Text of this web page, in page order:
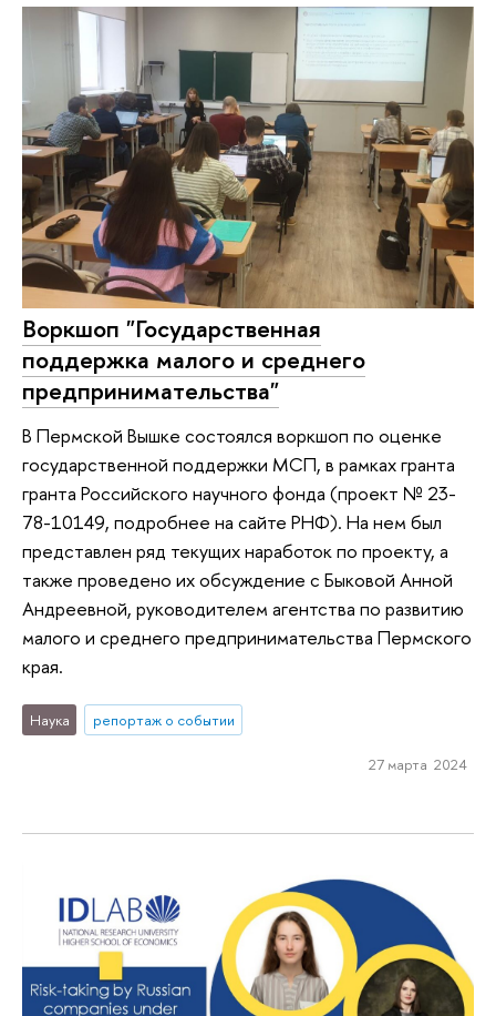
Воркшоп "Государственная
поддержка малого и среднего
предпринимательства"
В Пермской Вышке состоялся воркшоп по оценке
государственной поддержки МСП, в рамках гранта
гранта Российского научного фонда (проект № 23-
78-10149, подробнее на сайте РНФ). На нем был
представлен ряд текущих наработок по проекту, а
также проведено их обсуждение с Быковой Анной
Андреевной, руководителем агентства по развитию
малого и среднего предпринимательства Пермского
края.
Наука репортаж о событии
27 марта 2024